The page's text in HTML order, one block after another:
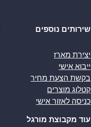
שירותים נוספים
יצירת מארז
ייבוא אישי
בקשת הצעת מחיר
קטלוג מוצרים
כניסה לאזור אישי
עוד מקבוצת מורגל